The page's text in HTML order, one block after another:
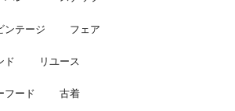
ンテージ フェア
ド リユース
フード 古着